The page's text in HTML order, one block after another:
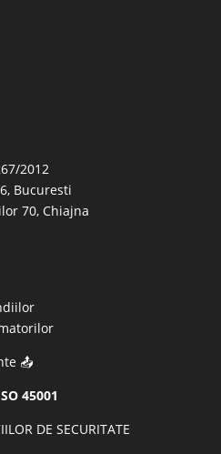
2012
Bucuresti
70, Chiajna
📤
45001